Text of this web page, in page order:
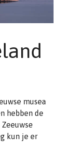
musea
hebben de
kun je er